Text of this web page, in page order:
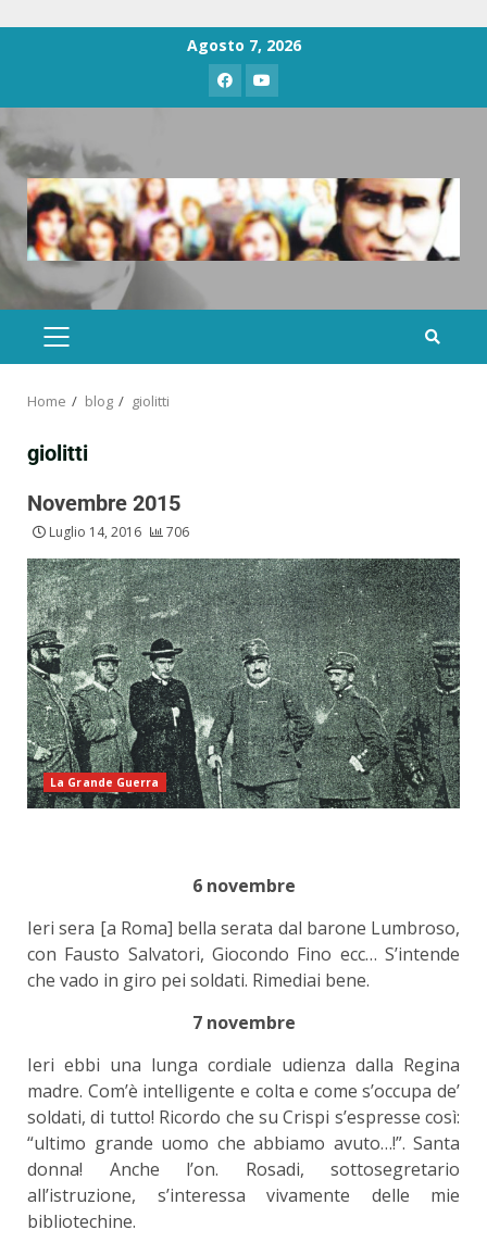
Agosto 7, 2026
Home blog giolitti
giolitti
Novembre 2015
Luglio 14, 2016 706
La Grande Guerra
6 novembre
Ieri sera [a Roma] bella serata dal barone Lumbroso,
con Fausto Salvatori, Giocondo Fino ecc… S’intende
che vado in giro pei soldati. Rimediai bene.
7 novembre
Ieri ebbi una lunga cordiale udienza dalla Regina
madre. Com’è intelligente e colta e come s’occupa de’
soldati, di tutto! Ricordo che su Crispi s’espresse così:
“ultimo grande uomo che abbiamo avuto…!”. Santa
donna! Anche l’on. Rosadi, sottosegretario
all’istruzione, s’interessa vivamente delle mie
bibliotechine.